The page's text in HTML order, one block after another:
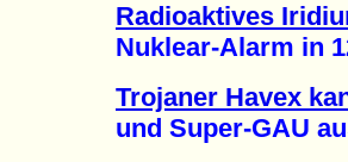
Radioaktives
Nuklear-Alarm in
Trojaner Havex
und Super-GAU